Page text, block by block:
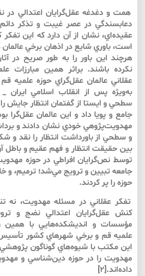
همت و دغدغه عقل‌گرايان اعتدالي در
دعابسندگي در عصر غيبت و تذكر
عقيده‌اي، نشان از آن دارد كه اين تفكر
است، باوري شايع در اذهان برخي
هرچند اين باور را به طور صريح در
نكرده باشند. براثر همين مبارزات
عقلاني عالمان عقل‌‌گراي حوزه علميه
به‌‌ويژه پس از انقلاب اسلامي ايران
سطحي و ايستا از گفتمان انتظار جايش را
جامع و پويا داد و اين عالمان عقل‌‌گرا
مهدويت‌‌پژوهي خودي نشان دادند و
و سطحي از باورداشت انتظار را نقد و
بين حقيقت انتظار و فهم عقيم و
توسط نص‌‌گرايان افراطي در حوزه
جامعه تبيين و ترويج مي‌‌شد؛ ترميم، و
حوزه را پر كردند.
تفكر عقلاني در مسئله مهدويت، نه
كنش عقل‌گرايان اعتدالي نضج و
مؤسسات و انديشكده‌هايي با همين
علميه قم و برخي شهرهاي كشور
اين مكتب با شيوه‌هاي گوناگون
مهدويت را در حوزه دين‌شناسي و
داده‌اند.[۲]